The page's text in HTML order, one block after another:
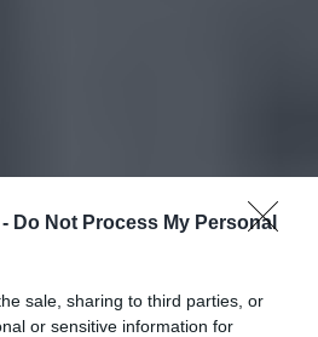
Do Not Process My Personal
sale, sharing to third parties, or
or sensitive information for